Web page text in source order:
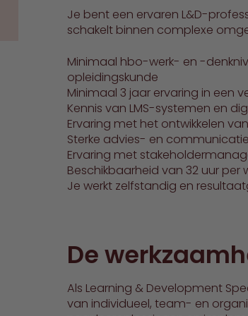
Je bent een ervaren L&D-
schakelt binnen complexe
Minimaal hbo-werk- en -
opleidingskunde
Minimaal 3 jaar ervaring in een
Kennis van LMS-systemen en
Ervaring met het ontwikkelen
Sterke advies- en
Ervaring met
Beschikbaarheid van 32 uur per
Je werkt zelfstandig en
De
Als Learning & Development
van individueel, team- en